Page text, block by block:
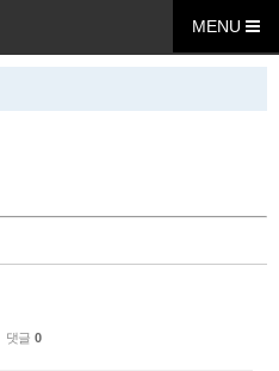
MENU
댓글 0
치북5
치북5